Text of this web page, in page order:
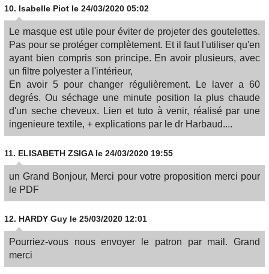
10. Isabelle Piot le 24/03/2020 05:02
Le masque est utile pour éviter de projeter des goutelettes.
Pas pour se protéger complètement. Et il faut l'utiliser qu'en
ayant bien compris son principe. En avoir plusieurs, avec
un filtre polyester a l'intérieur,
En avoir 5 pour changer régulièrement. Le laver a 60
degrés. Ou séchage une minute position la plus chaude
d'un seche cheveux. Lien et tuto à venir, réalisé par une
ingenieure textile, + explications par le dr Harbaud....
11. ELISABETH ZSIGA le 24/03/2020 19:55
un Grand Bonjour, Merci pour votre proposition merci pour
le PDF
12. HARDY Guy le 25/03/2020 12:01
Pourriez-vous nous envoyer le patron par mail. Grand
merci